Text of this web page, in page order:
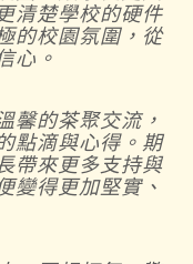
清楚學校的硬件
的校園氛圍，從
心。
馨的茶聚交流，
點滴與心得。期
帶來更多支持與
變得更加堅實、